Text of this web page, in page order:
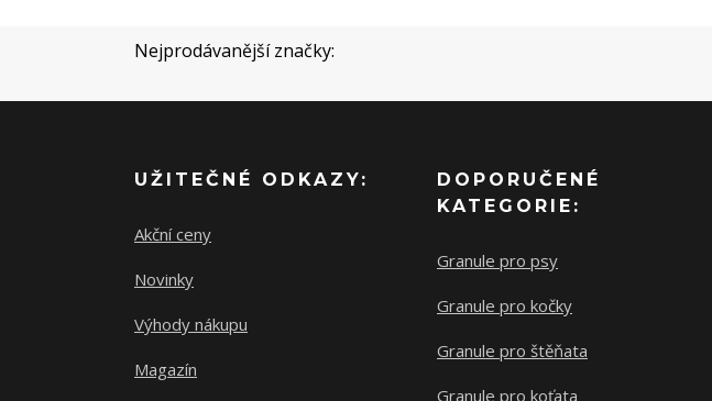
Nejprodávanější značky:
UŽITEČNÉ ODKAZY:
Akční ceny
Novinky
Výhody nákupu
Magazín
DOPORUČENÉ
KATEGORIE:
Granule pro psy
Granule pro kočky
Granule pro štěňata
Granule pro koťata